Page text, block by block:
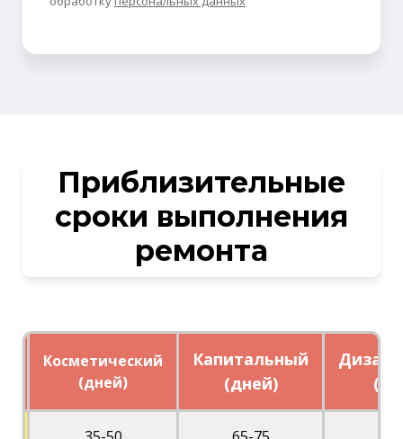
Приблизительные
сроки выполнения
ремонта
Косметический
(дней)
Капитальный
(дней)